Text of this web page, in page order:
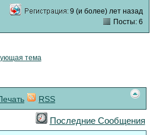
9 (и более) лет назад
Посты: 6
тема
RSS
Последние Сообщения